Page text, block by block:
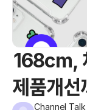
168cm,
제품개선
Channel Talk